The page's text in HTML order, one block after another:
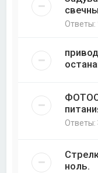
Ответы:
Ответы:
ноль.